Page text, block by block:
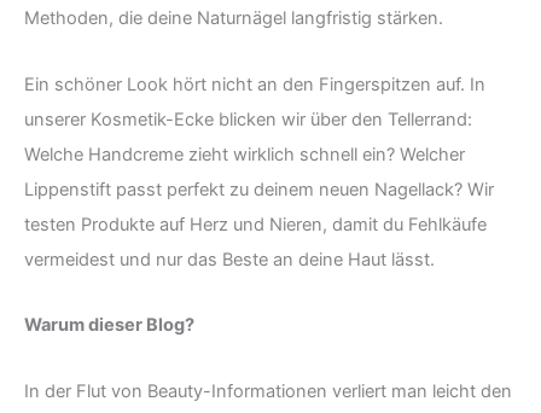
Methoden, die deine Naturnägel langfristig stärken.
Ein schöner Look hört nicht an den Fingerspitzen auf. In
unserer Kosmetik-Ecke blicken wir über den Tellerrand:
Welche Handcreme zieht wirklich schnell ein? Welcher
Lippenstift passt perfekt zu deinem neuen Nagellack? Wir
testen Produkte auf Herz und Nieren, damit du Fehlkäufe
vermeidest und nur das Beste an deine Haut lässt.
Warum dieser Blog?
In der Flut von Beauty-Informationen verliert man leicht den